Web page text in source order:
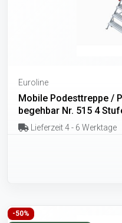
Euroline
Mobile Podesttreppe /
begehbar Nr. 515 4
Lieferzeit 4 - 6 Werktage
-50%